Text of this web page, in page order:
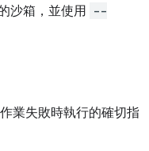
沙箱，並使用 --
業失敗時執行的確切指